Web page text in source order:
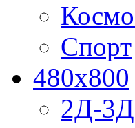
Спорт
480x800
2Д-3Д